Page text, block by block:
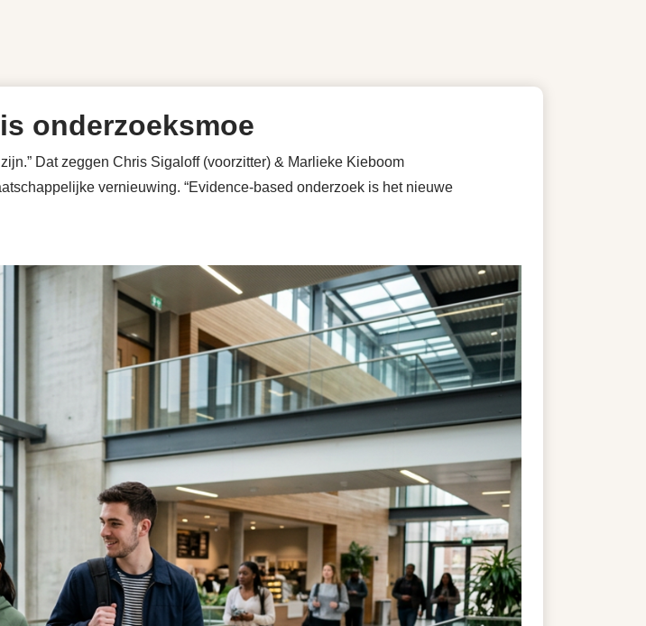
onderzoeksmoe
Dat zeggen Chris Sigaloff (voorzitter) & Marlieke Kieboom
vernieuwing. “Evidence-based onderzoek is het nieuwe